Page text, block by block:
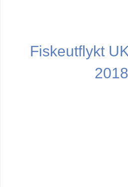
Fiskeutflykt
2018